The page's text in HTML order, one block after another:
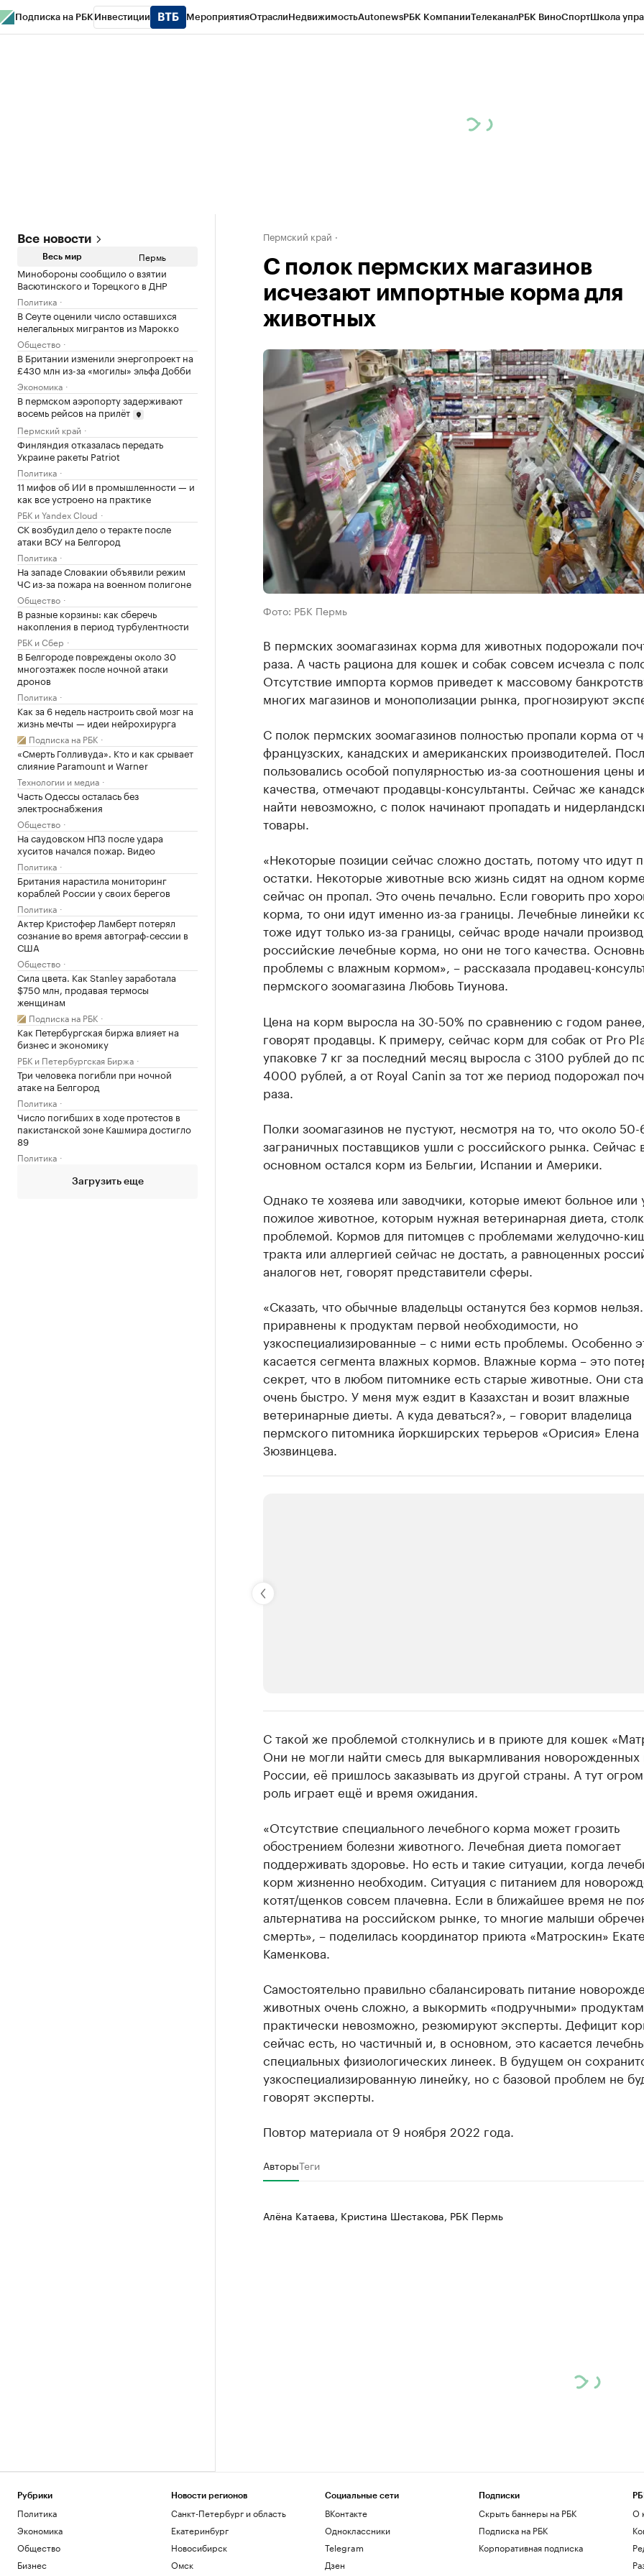
Подписка на РБК Инвестиции МероприятияОтраслиНедвижимостьAutonewsРБК КомпанииТелеканалРБК ВиноСпортШкола
Все новости
Весь мир Пермь
Минобороны сообщило о взятии
Васютинского и Торецкого в ДНР
Политика
В Сеуте оценили число оставшихся
нелегальных мигрантов из Марокко
Общество
В Британии изменили энергопроект на
£430 млн из-за «могилы» эльфа Добби
Экономика
В пермском аэропорту задерживают
восемь рейсов на прилёт
Пермский край
Финляндия отказалась передать
Украине ракеты Patriot
Политика
11 мифов об ИИ в промышленности — и
как все устроено на практике
РБК и Yandex Cloud
СК возбудил дело о теракте после
атаки ВСУ на Белгород
Политика
На западе Словакии объявили режим
ЧС из-за пожара на военном полигоне
Общество
В разные корзины: как сберечь
накопления в период турбулентности
РБК и Сбер
В Белгороде повреждены около 30
многоэтажек после ночной атаки
дронов
Политика
Как за 6 недель настроить свой мозг на
жизнь мечты — идеи нейрохирурга
Подписка на РБК
«Смерть Голливуда». Кто и как срывает
слияние Paramount и Warner
Технологии и медиа
Часть Одессы осталась без
электроснабжения
Общество
На саудовском НПЗ после удара
хуситов начался пожар. Видео
Политика
Британия нарастила мониторинг
кораблей России у своих берегов
Политика
Актер Кристофер Ламберт потерял
сознание во время автограф-сессии в
США
Общество
Сила цвета. Как Stanley заработала
$750 млн, продавая термосы
женщинам
Подписка на РБК
Как Петербургская биржа влияет на
бизнес и экономику
РБК и Петербургская Биржа
Три человека погибли при ночной
атаке на Белгород
Политика
Число погибших в ходе протестов в
пакистанской зоне Кашмира достигло
89
Политика
Загрузить еще
Пермский край
С полок пермских магазинов
исчезают импортные корма для
животных
Фото: РБК Пермь
В пермских зоомагазинах корма для животных подорожали
раза. А часть рациона для кошек и собак совсем исчезла с
Отсутствие импорта кормов приведет к массовому
многих магазинов и монополизации рынка, прогнозируют
С полок пермских зоомагазинов полностью пропали корма от
французских, канадских и американских производителей.
пользовались особой популярностью из-за соотношения цены и
качества, отмечают продавцы-консультанты. Сейчас же
найти невозможно, с полок начинают пропадать и
товары.
«Некоторые позиции сейчас сложно достать, потому что идут
остатки. Некоторые животные всю жизнь сидят на одном
сейчас он пропал. Это очень печально. Если говорить про
корма, то они идут именно из-за границы. Лечебные линейки
тоже идут только из-за границы, сейчас вроде начали
российские лечебные корма, но они не того качества.
проблемы с влажным кормом», – рассказала продавец-
пермского зоомагазина Любовь Тиунова.
Цена на корм выросла на 30-50% по сравнению с годом ранее,
говорят продавцы. К примеру, сейчас корм для собак от Pro
упаковке 7 кг за последний месяц выросла с 3100 рублей до
4000 рублей, а от Royal Canin за тот же период подорожал
раза.
Полки зоомагазинов не пустуют, несмотря на то, что около
заграничных поставщиков ушли с российского рынка. Сейчас
основном остался корм из Бельгии, Испании и Америки.
Однако те хозяева или заводчики, которые имеют больное или
пожилое животное, которым нужная ветеринарная диета,
проблемой. Кормов для питомцев с проблемами желудочно-
тракта или аллергией сейчас не достать, а равноценных
аналогов нет, говорят представители сферы.
«Сказать, что обычные владельцы останутся без кормов
приравнены к продуктам первой необходимости, но
узкоспециализированные – с ними есть проблемы. Особенно
касается сегмента влажных кормов. Влажные корма – это
секрет, что в любом питомнике есть старые животные. Они
очень быстро. У меня муж ездит в Казахстан и возит влажные
ветеринарные диеты. А куда деваться?», – говорит владелица
пермского питомника йоркширских терьеров «Орисия» Елена
Зюзвинцева.
Крупнейшие производители и продавцы медийной
Ознакомьтесь с информацией в каталоге
С такой же проблемой столкнулись и в приюте для кошек
Они не могли найти смесь для выкармливания новорожденных
России, её пришлось заказывать из другой страны. А тут
роль играет ещё и время ожидания.
«Отсутствие специального лечебного корма может грозить
обострением болезни животного. Лечебная диета помогает
поддерживать здоровье. Но есть и такие ситуации, когда
корм жизненно необходим. Ситуация с питанием для
котят/щенков совсем плачевна. Если в ближайшее время не
альтернатива на российском рынке, то многие малыши
смерть», – поделилась координатор приюта «Матроскин»
Каменкова.
Самостоятельно правильно сбалансировать питание
животных очень сложно, а выкормить «подручными»
практически невозможно, резюмируют эксперты. Дефицит
сейчас есть, но частичный и, в основном, это касается
специальных физиологических линеек. В будущем он
узкоспециализированную линейку, но с базовой проблем не
говорят эксперты.
Повтор материала от 9 ноября 2022 года.
АвторыТеги
Алёна Катаева, Кристина Шестакова, РБК Пермь
Рубрики
Политика
Экономика
Общество
Бизнес
Новости регионов
Санкт-Петербург и область
Екатеринбург
Новосибирск
Омск
Социальные сети
ВКонтакте
Одноклассники
Telegram
Дзен
Подписки
Скрыть баннеры на РБК
Подписка на РБК
Корпоративная подписка
О